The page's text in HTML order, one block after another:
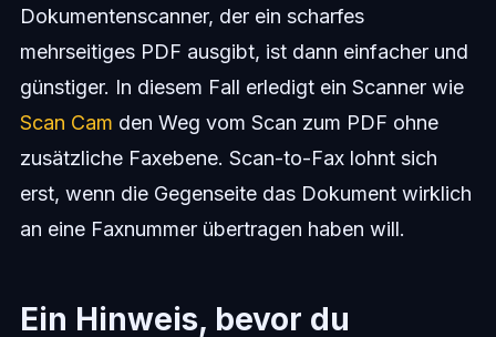
Dokumentenscanner, der ein scharfes
mehrseitiges PDF ausgibt, ist dann einfacher und
günstiger. In diesem Fall erledigt ein Scanner wie
Scan Cam den Weg vom Scan zum PDF ohne
zusätzliche Faxebene. Scan-to-Fax lohnt sich
erst, wenn die Gegenseite das Dokument wirklich
an eine Faxnummer übertragen haben will.
Ein Hinweis, bevor du